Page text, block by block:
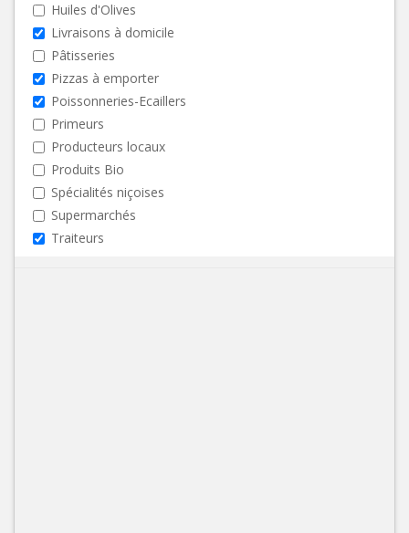
Huiles d'Olives
Livraisons à domicile
Pâtisseries
Pizzas à emporter
Poissonneries-Ecaillers
Primeurs
Producteurs locaux
Produits Bio
Spécialités niçoises
Supermarchés
Traiteurs